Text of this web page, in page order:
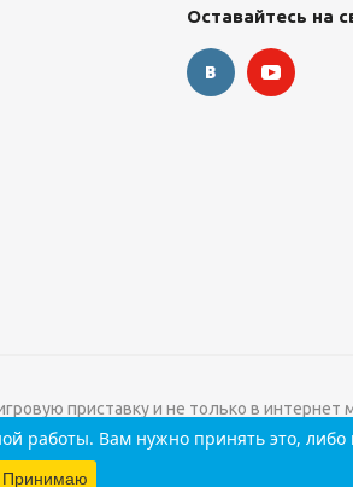
Оставайтесь на
приставку и не только в интернет
работы. Вам нужно принять это, либо
Принимаю